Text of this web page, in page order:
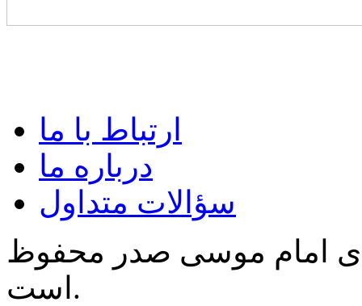
ارتباط با ما
درباره ما
سؤالات متداول
امام موسی صدر محفوظ
است.